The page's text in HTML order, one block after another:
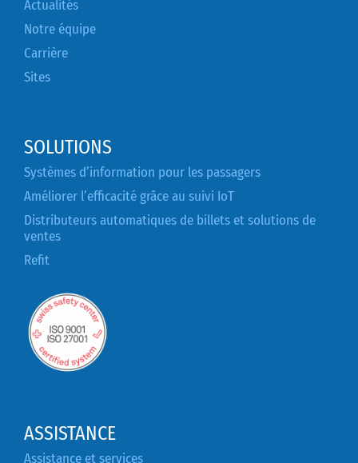
Actualités
Notre équipe
Carrière
Sites
SOLUTIONS
Systèmes d’information pour les passagers
Améliorer l’efficacité grâce au suivi IoT
Distributeurs automatiques de billets et solutions de
ventes
Refit
ASSISTANCE
Assistance et services